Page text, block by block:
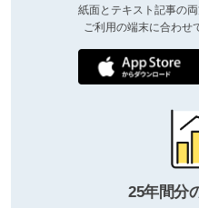
紙面とテキスト記事の
ご利用の端末に合わせ
25年間分